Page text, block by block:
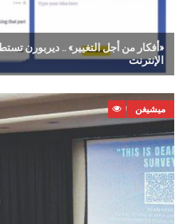
‬الإنترنت
ميشيغن